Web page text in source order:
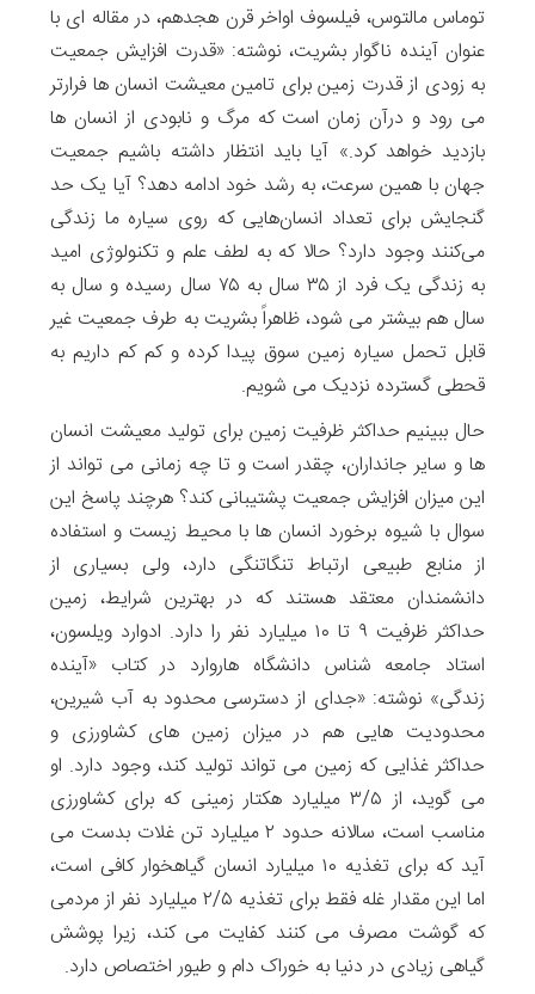
توماس مالتوس، فیلسوف اواخر قرن هجدهم، در مقاله ای با
عنوان آینده ناگوار بشریت، نوشته: «قدرت افزایش جمعیت
به زودی از قدرت زمین برای تامین معیشت انسان ها فرارتر
می رود و درآن زمان است که مرگ و نابودی از انسان ها
بازدید خواهد کرد.» آیا باید انتظار داشته باشیم جمعیت
جهان با همین سرعت، به رشد خود ادامه دهد؟ آیا یک حد
گنجایش برای تعداد انسان‌هایی که روی سیاره ما زندگی
می‌کنند وجود دارد؟ حالا که به لطف علم و تکنولوژی امید
به زندگی یک فرد از ۳۵ سال به ۷۵ سال رسیده و سال به
سال هم بیشتر می شود، ظاهراً بشریت به طرف جمعیت غیر
قابل تحمل سیاره زمین سوق پیدا کرده و کم کم داریم به
قحطی گسترده نزدیک می شویم.
حال ببینیم حداکثر ظرفیت زمین برای تولید معیشت انسان
ها و سایر جانداران، چقدر است و تا چه زمانی می تواند از
این میزان افزایش جمعیت پشتیبانی کند؟ هرچند پاسخ این
سوال با شیوه برخورد انسان ها با محیط زیست و استفاده
از منابع طبیعی ارتباط تنگاتنگی دارد، ولی بسیاری از
دانشمندان معتقد هستند که در بهترین شرایط، زمین
حداکثر ظرفیت ۹ تا ۱۰ میلیارد نفر را دارد. ادوارد ویلسون،
استاد جامعه شناس دانشگاه هاروارد در کتاب «آینده
زندگی» نوشته: «جدای از دسترسی محدود به آب شیرین،
محدودیت هایی هم در میزان زمین های کشاورزی و
حداکثر غذایی که زمین می تواند تولید کند، وجود دارد. او
می گوید، از ۳/۵ میلیارد هکتار زمینی که برای کشاورزی
مناسب است، سالانه حدود ۲ میلیارد تن غلات بدست می
آید که برای تغذیه ۱۰ میلیارد انسان گیاهخوار کافی است،
اما این مقدار غله فقط برای تغذیه ۲/۵ میلیارد نفر از مردمی
که گوشت مصرف می کنند کفایت می کند، زیرا پوشش
گیاهی زیادی در دنیا به خوراک دام و طیور اختصاص دارد.